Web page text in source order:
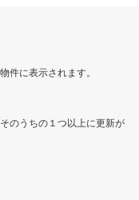
件に表示されます。
のうちの１つ以上に更新が